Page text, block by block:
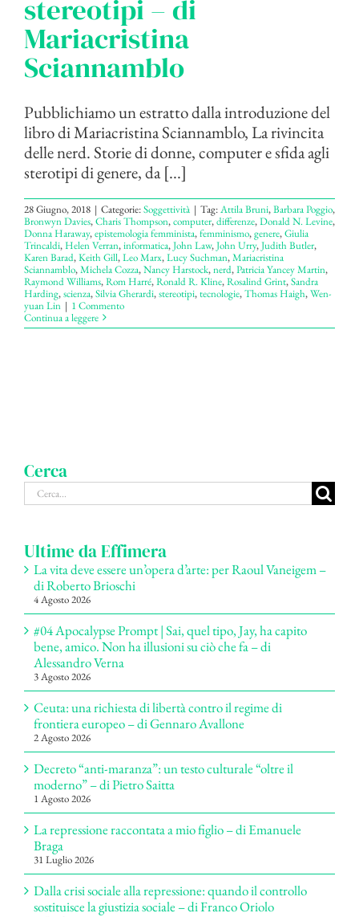
stereotipi – di
Mariacristina
Sciannamblo
Pubblichiamo un estratto dalla introduzione del
libro di Mariacristina Sciannamblo, La rivincita
delle nerd. Storie di donne, computer e sfida agli
sterotipi di genere, da [...]
28 Giugno, 2018 | Categorie:Soggettività | Tag:Attila Bruni,Barbara Poggio,
Bronwyn Davies,Charis Thompson,computer,differenze,Donald N. Levine,
Donna Haraway,epistemologia femminista,femminismo,genere,Giulia
Trincaldi,Helen Verran,informatica,John Law,John Urry,Judith Butler,
Karen Barad,Keith Gill,Leo Marx,Lucy Suchman,Mariacristina
Sciannamblo,Michela Cozza,Nancy Harstock,nerd,Patricia Yancey Martin,
Raymond Williams,Rom Harré,Ronald R. Kline,Rosalind Grint,Sandra
Harding,scienza,Silvia Gherardi,stereotipi,tecnologie,Thomas Haigh,Wen-
yuan Lin | 1 Commento
Continua a leggere
Cerca
Cerca
per:
Ultime da Effimera
La vita deve essere un’opera d’arte: per Raoul Vaneigem –
di Roberto Brioschi
4 Agosto 2026
#04 Apocalypse Prompt | Sai, quel tipo, Jay, ha capito
bene, amico. Non ha illusioni su ciò che fa – di
Alessandro Verna
3 Agosto 2026
Ceuta: una richiesta di libertà contro il regime di
frontiera europeo – di Gennaro Avallone
2 Agosto 2026
Decreto “anti-maranza”: un testo culturale “oltre il
moderno” – di Pietro Saitta
1 Agosto 2026
La repressione raccontata a mio figlio – di Emanuele
Braga
31 Luglio 2026
Dalla crisi sociale alla repressione: quando il controllo
sostituisce la giustizia sociale – di Franco Oriolo